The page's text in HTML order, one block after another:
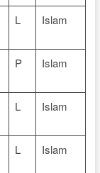
L Islam
P Islam
L Islam
L Islam